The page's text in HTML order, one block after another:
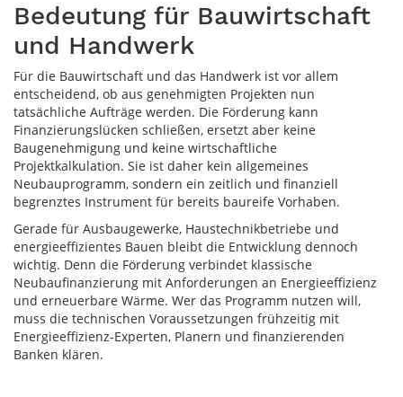
Bedeutung für Bauwirtschaft
und Handwerk
Für die Bauwirtschaft und das Handwerk ist vor allem
entscheidend, ob aus genehmigten Projekten nun
tatsächliche Aufträge werden. Die Förderung kann
Finanzierungslücken schließen, ersetzt aber keine
Baugenehmigung und keine wirtschaftliche
Projektkalkulation. Sie ist daher kein allgemeines
Neubauprogramm, sondern ein zeitlich und finanziell
begrenztes Instrument für bereits baureife Vorhaben.
Gerade für Ausbaugewerke, Haustechnikbetriebe und
energieeffizientes Bauen bleibt die Entwicklung dennoch
wichtig. Denn die Förderung verbindet klassische
Neubaufinanzierung mit Anforderungen an Energieeffizienz
und erneuerbare Wärme. Wer das Programm nutzen will,
muss die technischen Voraussetzungen frühzeitig mit
Energieeffizienz-Experten, Planern und finanzierenden
Banken klären.